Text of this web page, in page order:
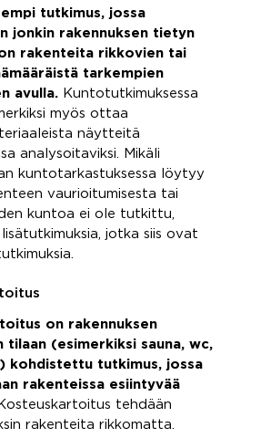
tutkimus, jossa
jonkin rakennuksen tietyn
rakenteita rikkovien tai
tarkempien
avulla.
Kuntotutkimuksessa
myös ottaa
näytteitä
analysoitaviksi. Mikäli
kuntotarkastuksessa löytyy
vaurioitumisesta tai
kuntoa ei ole tutkittu,
jotka siis ovat
on rakennuksen
tilaan (esimerkiksi sauna, wc,
kohdistettu tutkimus, jossa
rakenteissa esiintyvää
tehdään
rakenteita rikkomatta.